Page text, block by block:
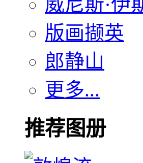
版画撷英
郎静山
更多...
推荐图册